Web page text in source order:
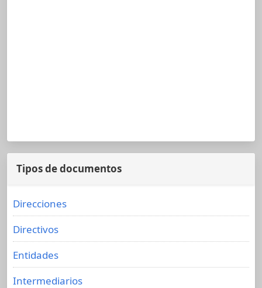
Tipos de documentos
Direcciones
Directivos
Entidades
Intermediarios